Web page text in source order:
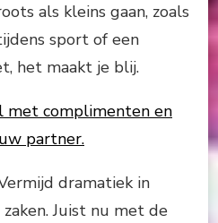
als kleins gaan, zoals
sport of een
het maakt je blij.
met complimenten en
partner.
dramatiek in
Juist nu met de